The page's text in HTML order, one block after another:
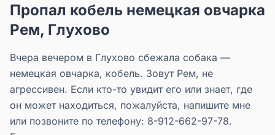
Пропал кобель немецкая овчарка
Рем, Глухово
Вчера вечером в Глухово сбежала собака —
немецкая овчарка, кобель. Зовут Рем, не
агрессивен. Если кто-то увидит его или знает, где
он может находиться, пожалуйста, напишите мне
или позвоните по телефону: 8-912-662-97-78.